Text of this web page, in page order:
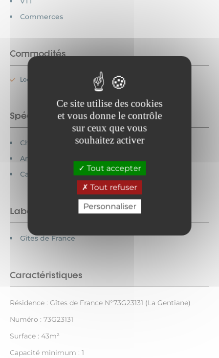
Ce site utilise des cookies
et vous donne le contrôle
sur ceux que vous
souhaitez activer
Tout accepter
Tout refuser
Personnaliser
Commerces
Commodités
Location de linge
Spécificités
Chèques vacances acceptés
Animaux interdits
Cartes bancaires acceptées
Labels
Gîtes de France
Caractéristiques
Résidence : Gîtes de France N°73G23131 (La Gentiane)
Numéro : 73G23131
Surface : 43m²
Capacité minimum : 1